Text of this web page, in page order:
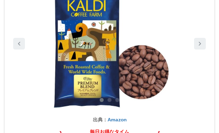
出典： Amazon